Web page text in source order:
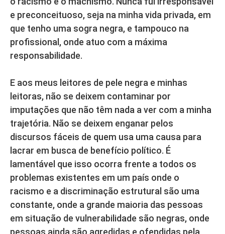
e preconceituoso, seja na minha vida privada, em
que tenho uma sogra negra, e tampouco na
profissional, onde atuo com a máxima
responsabilidade.
E aos meus leitores de pele negra e minhas
leitoras, não se deixem contaminar por
imputações que não têm nada a ver com a minha
trajetória. Não se deixem enganar pelos
discursos fáceis de quem usa uma causa para
lacrar em busca de benefício político. É
lamentável que isso ocorra frente a todos os
problemas existentes em um país onde o
racismo e a discriminação estrutural são uma
constante, onde a grande maioria das pessoas
em situação de vulnerabilidade são negras, onde
pessoas ainda são agredidas e ofendidas pela